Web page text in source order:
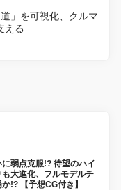
」を可視化、クルマ
える
に弱点克服!? 待望のハイ
大進化、フルモデルチ
!? 【予想CG付き】